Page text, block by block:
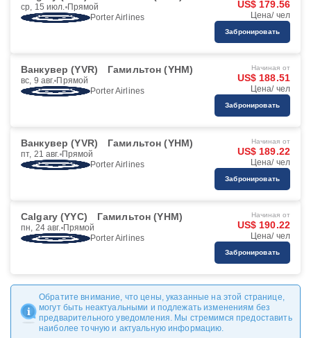
ср, 15 июл. Прямой
Porter Airlines
US$ 179.56
Цена/ чел
Забронировать
Ванкувер (YVR) Гамильтон (YHM)
вс, 9 авг. Прямой
Porter Airlines
Начиная от
US$ 188.51
Цена/ чел
Забронировать
Ванкувер (YVR) Гамильтон (YHM)
пт, 21 авг. Прямой
Porter Airlines
Начиная от
US$ 189.22
Цена/ чел
Забронировать
Calgary (YYC) Гамильтон (YHM)
пн, 24 авг. Прямой
Porter Airlines
Начиная от
US$ 190.22
Цена/ чел
Забронировать
Обратите внимание, что цены, указанные на этой странице,
могут быть неактуальными и подлежать изменениям без
предварительного уведомления. Мы стремимся предоставить
наиболее точную и актуальную информацию.